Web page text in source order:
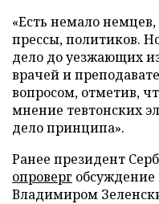
«Есть немало
прессы, политиков.
дело до уезжающих
врачей и
вопросом, отметив,
мнение тевтонских
дело принципа».
Ранее президент
опроверг обсуждение
Владимиром